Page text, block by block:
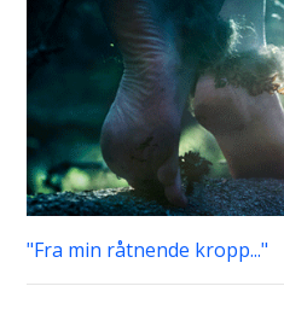
"Fra min råtnende kropp..."